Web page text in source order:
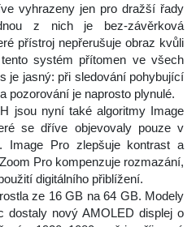
vyhrazeny jen pro dražší řady
z nich je bez-závěrková
přístroj nepřerušuje obraz kvůli
systém přítomen ve všech
je jasný: při sledování pohybující
je naprosto plynulé.
jsou nyní také algoritmy Image
se dříve objevovaly pouze v
Image Pro zlepšuje kontrast a
Pro kompenzuje rozmazání,
digitálního přiblížení.
ze 16 GB na 64 GB. Modely
dostaly nový AMOLED displej o